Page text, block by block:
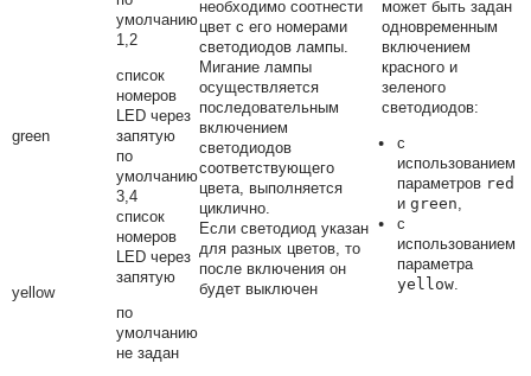
умолчанию
1,2
необходимо соотнести
цвет с его номерами
светодиодов лампы.
Мигание лампы
осуществляется
последовательным
включением
светодиодов
соответствующего
цвета, выполняется
циклично.
Если светодиод указан
для разных цветов, то
после включения он
будет выключен
может быть задан
одновременным
включением
красного и
зеленого
светодиодов:
с
использованием
параметров red
и green,
с
использованием
параметра
yellow.
green
список
номеров
LED через
запятую
по
умолчанию
3,4
yellow
список
номеров
LED через
запятую
по
умолчанию
не задан